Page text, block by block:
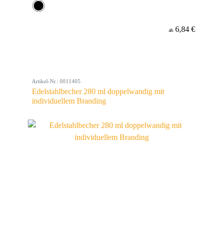
ab 6,84 €
Artikel-Nr.: 0011405
Edelstahlbecher 280 ml doppelwandig mit
individuellem Branding